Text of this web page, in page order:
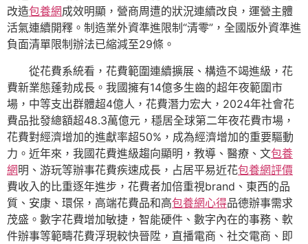
改造包養網成效明顯，營商周遭的狀況連續改良，運營主體
活氣連續開釋。制造業外資準進限制“清零”，全國版外資準進
負面清單限制辦法已縮減至29條。
從花費系統看，花費範圍連續擴展、構造不竭進級，花
費新業態蓬勃成長。我國擁有14億多生齒的超年夜範圍市
場，中等支出群體超4億人，花費潛力宏大，2024年社會花
費品批發總額超48.3萬億元，穩居全球第二年夜花費市場，
花費對經濟增加的進獻率超50%，成為經濟增加的重要驅動
力。近年來，我國花費進級趨向顯明，教導、醫療、文包養
網明、游玩等辦事花費疾速成長，占居平易近花包養網評價
費收入的比重逐年進步，花費者加倍重視brand、東西的品
質、安康、環保，高端花費品和高包養網心得品德辦事需求
茂盛。數字花費增加敏捷，智能硬件、數字內在的事務、軟
件辦事等範疇花費浮現較快晉陞，直播電商、社交電商、即